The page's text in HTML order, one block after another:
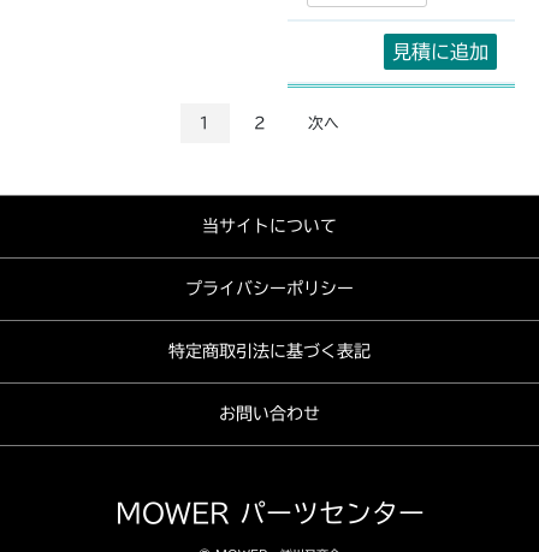
見積に追加
1 2 次へ
当サイトについて
プライバシーポリシー
特定商取引法に基づく表記
お問い合わせ
MOWER パーツセンター